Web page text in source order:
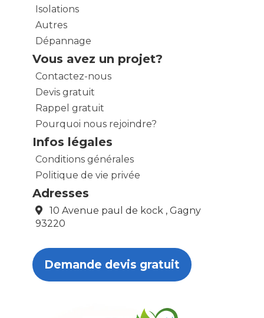
Isolations
Autres
Dépannage
Vous avez un projet?
Contactez-nous
Devis gratuit
Rappel gratuit
Pourquoi nous rejoindre?
Infos légales
Conditions générales
Politique de vie privée
Adresses
10 Avenue paul de kock , Gagny
93220
Demande devis gratuit